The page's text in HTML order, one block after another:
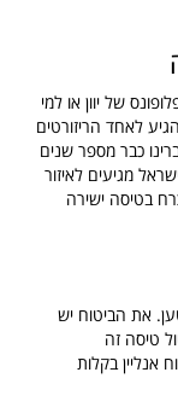
של יוון או למי
לאחד הריזורטים
כבר מספר שנים
מגיעים לאיזור
בטיסה ישירה
את הביטוח יש
טיסה זה
אנליין בקלות